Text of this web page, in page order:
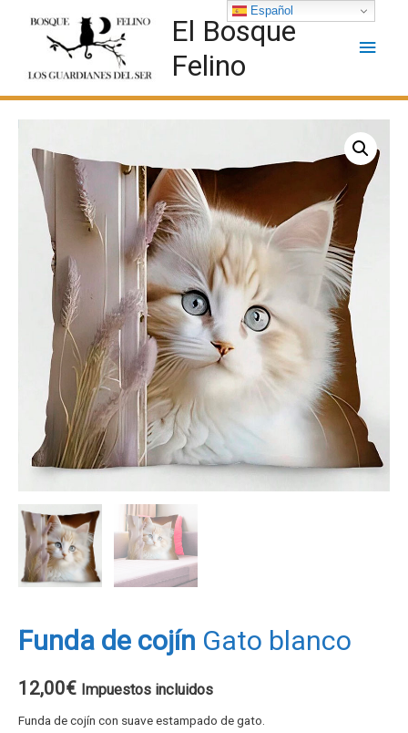
El Bosque
Felino
Funda de cojín Gato blanco
12,00€ Impuestos incluidos
Funda de cojín con suave estampado de gato.
Español